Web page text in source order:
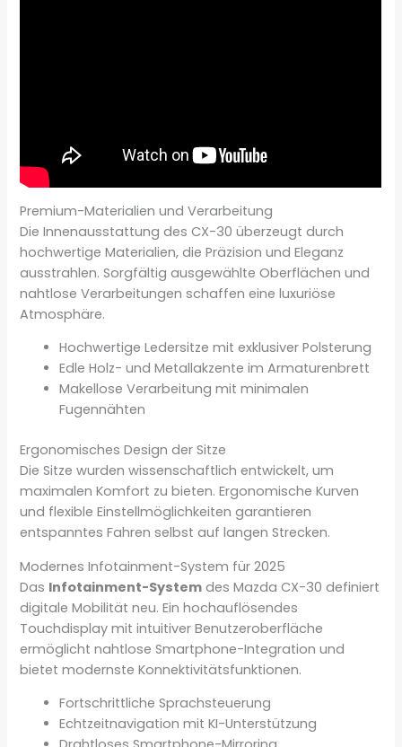
Premium-Materialien und Verarbeitung
Die Innenausstattung des CX-30 überzeugt durch
hochwertige Materialien, die Präzision und Eleganz
ausstrahlen. Sorgfältig ausgewählte Oberflächen und
nahtlose Verarbeitungen schaffen eine luxuriöse
Atmosphäre.
Hochwertige Ledersitze mit exklusiver Polsterung
Edle Holz- und Metallakzente im Armaturenbrett
Makellose Verarbeitung mit minimalen
Fugennähten
Ergonomisches Design der Sitze
Die Sitze wurden wissenschaftlich entwickelt, um
maximalen Komfort zu bieten. Ergonomische Kurven
und flexible Einstellmöglichkeiten garantieren
entspanntes Fahren selbst auf langen Strecken.
Modernes Infotainment-System für 2025
Das Infotainment-System des Mazda CX-30 definiert
digitale Mobilität neu. Ein hochauflösendes
Touchdisplay mit intuitiver Benutzeroberfläche
ermöglicht nahtlose Smartphone-Integration und
bietet modernste Konnektivitätsfunktionen.
Fortschrittliche Sprachsteuerung
Echtzeitnavigation mit KI-Unterstützung